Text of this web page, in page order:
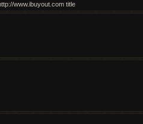
www.ibuyout.com title